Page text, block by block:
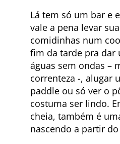
Lá tem só um bar e
vale a pena levar
comidinhas num
fim da tarde pra dar
águas sem ondas –
correnteza -, alugar
paddle ou só ver o
costuma ser lindo.
cheia, também é
nascendo a partir